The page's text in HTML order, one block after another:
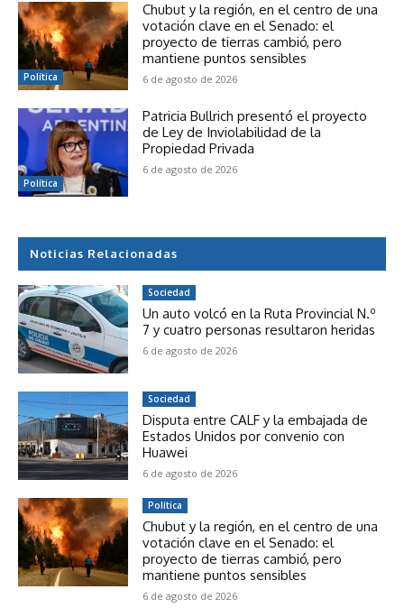
Política
Chubut y la región, en el centro de una
votación clave en el Senado: el
proyecto de tierras cambió, pero
mantiene puntos sensibles
6 de agosto de 2026
Política
Patricia Bullrich presentó el proyecto
de Ley de Inviolabilidad de la
Propiedad Privada
6 de agosto de 2026
Noticias Relacionadas
Sociedad
Un auto volcó en la Ruta Provincial N.º
7 y cuatro personas resultaron heridas
6 de agosto de 2026
Sociedad
Disputa entre CALF y la embajada de
Estados Unidos por convenio con
Huawei
6 de agosto de 2026
Política
Chubut y la región, en el centro de una
votación clave en el Senado: el
proyecto de tierras cambió, pero
mantiene puntos sensibles
6 de agosto de 2026